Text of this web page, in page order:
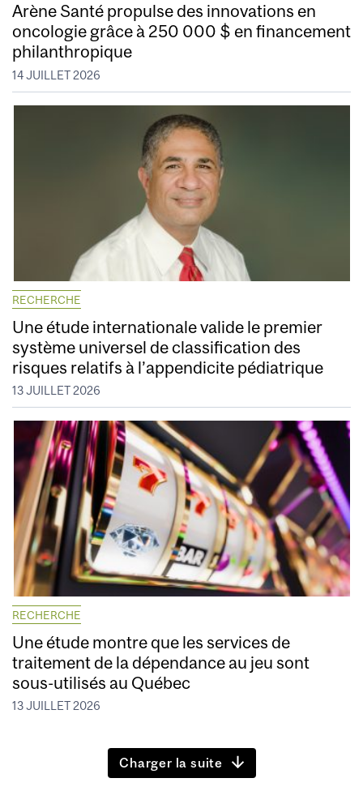
Arène Santé propulse des innovations en
oncologie grâce à 250 000 $ en financement
philanthropique
14 JUILLET 2026
RECHERCHE
Une étude internationale valide le premier
système universel de classification des
risques relatifs à l’appendicite pédiatrique
13 JUILLET 2026
RECHERCHE
Une étude montre que les services de
traitement de la dépendance au jeu sont
sous-utilisés au Québec
13 JUILLET 2026
Charger la suite